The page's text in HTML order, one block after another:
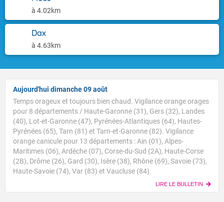
à 4.02km
Dax
à 4.63km
Aujourd'hui dimanche 09 août
Temps orageux et toujours bien chaud. Vigilance orange orages
pour 8 départements / Haute-Garonne (31), Gers (32), Landes
(40), Lot-et-Garonne (47), Pyrénées-Atlantiques (64), Hautes-
Pyrénées (65), Tarn (81) et Tarn-et-Garonne (82). Vigilance
orange canicule pour 13 départements : Ain (01), Alpes-
Maritimes (06), Ardèche (07), Corse-du-Sud (2A), Haute-Corse
(2B), Drôme (26), Gard (30), Isère (38), Rhône (69), Savoie (73),
Haute-Savoie (74), Var (83) et Vaucluse (84).
LIRE LE BULLETIN